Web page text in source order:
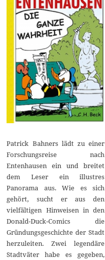
Patrick Bahners lädt zu einer
Forschungsreise nach
Entenhausen ein und breitet
dem Leser ein illustres
Panorama aus. Wie es sich
gehört, sucht er aus den
vielfältigen Hinweisen in den
Donald-Duck-Comics die
Gründungsgeschichte der Stadt
herzuleiten. Zwei legendäre
Stadtväter habe es gegeben,